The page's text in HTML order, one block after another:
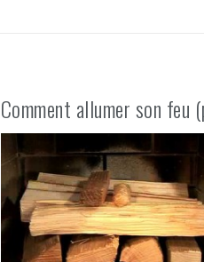
Comment allumer son feu